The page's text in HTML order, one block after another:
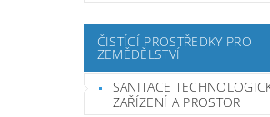
ČISTÍCÍ PROSTŘEDKY PRO
ZEMĚDĚLSTVÍ
SANITACE
ZAŘÍZENÍ A PROSTOR